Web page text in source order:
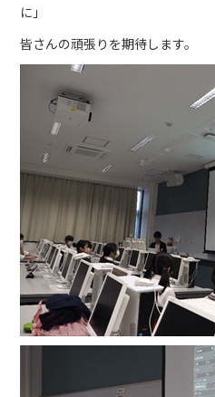
に」
皆さんの頑張りを期待します。